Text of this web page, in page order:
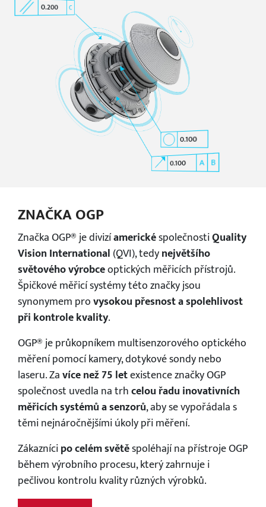
0.200 C
0.100
0.100 A B
ZNAČKA OGP
Značka OGP® je divizíamerickéspolečnostiQuality
Vision International (QVI), tedynejvětšího
světového výrobceoptických měřicích přístrojů.
Špičkové měřicí systémy této značky jsou
synonymem provysokou přesnost a spolehlivost
při kontrole kvality.
OGP® je průkopníkem multisenzorového optického
měření pomocí kamery, dotykové sondy nebo
laseru. Zavíce než 75 letexistence značky OGP
společnost uvedla na trhcelou řadu inovativních
měřicích systémů a senzorů, aby se vypořádala s
těmi nejnáročnějšími úkoly při měření.
Zákaznícipo celém světěspoléhají na přístroje OGP
během výrobního procesu, který zahrnuje i
pečlivou kontrolu kvality různých výrobků.